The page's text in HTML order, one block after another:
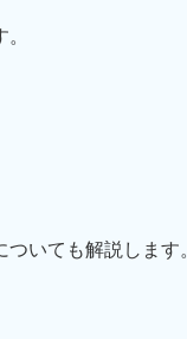
いても解説します。